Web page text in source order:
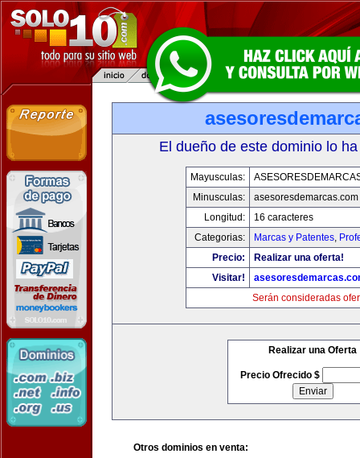
El dueño de este dominio lo
Mayusculas:
Minusculas:
asesoresdemarcas.com
Longitud:
16 caracteres
Categorias:
Marcas y Patentes,
Precio:
Realizar una oferta!
Visitar!
Serán consideradas
Realizar una Oferta
Precio Ofrecido $
Otros dominios en venta: